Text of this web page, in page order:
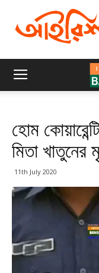
হোম
মিতা খাতুনের
11th July 2020